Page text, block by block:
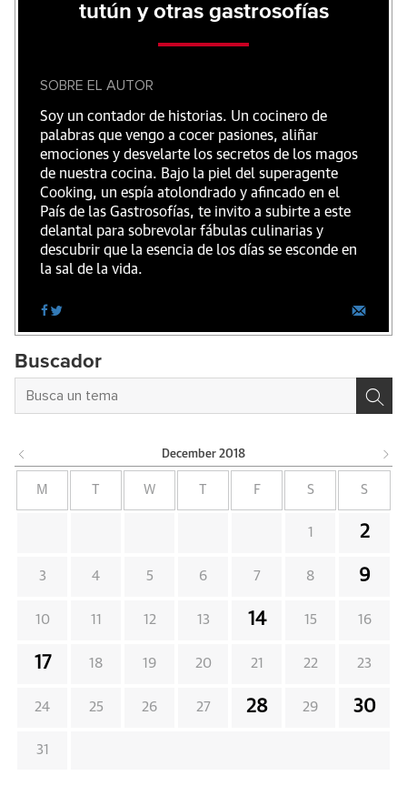
tutún y otras gastrosofías
SOBRE EL AUTOR
Soy un contador de historias. Un cocinero de
palabras que vengo a cocer pasiones, aliñar
emociones y desvelarte los secretos de los magos
de nuestra cocina. Bajo la piel del superagente
Cooking, un espía atolondrado y afincado en el
País de las Gastrosofías, te invito a subirte a este
delantal para sobrevolar fábulas culinarias y
descubrir que la esencia de los días se esconde en
la sal de la vida.
Buscador
December 2018
M W F S S
1 2
3 4 5 6 7 8 9
10 11 12 13 14 15 16
17 18 19 20 21 22 23
24 25 26 27 28 29 30
31